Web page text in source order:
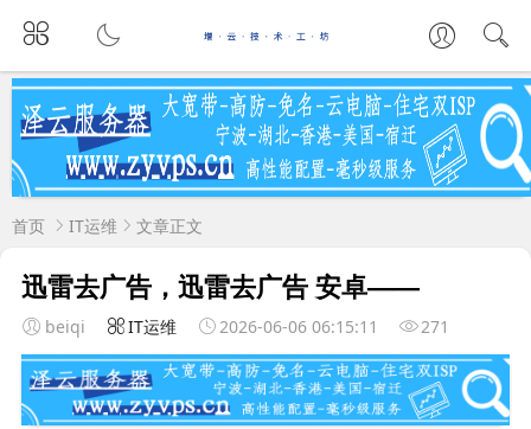
首页 IT运维 文章正文
迅雷去广告，迅雷去广告 安卓——
beiqi IT运维 2026-06-06 06:15:11 271